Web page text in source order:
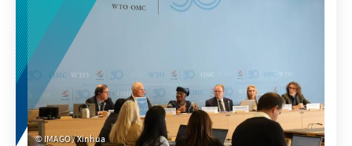
IMAGO / Xinhua